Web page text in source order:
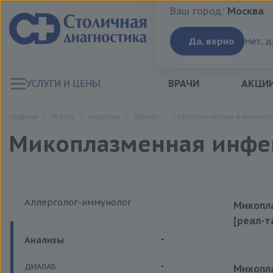
Ваш город:Москва
Ваш город: Москва
Да, верно Нет,
УСЛУГИ И ЦЕНЫ ВРАЧИ
Микоплазменная
Аллерголог-иммунолог
Анализы
ДИАЛАБ
[реал-